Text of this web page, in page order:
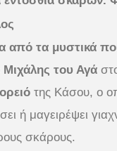
από τα μυστικά
του Αγά
της Κάσου, ο
ή μαγειρέψει
σκάρους.